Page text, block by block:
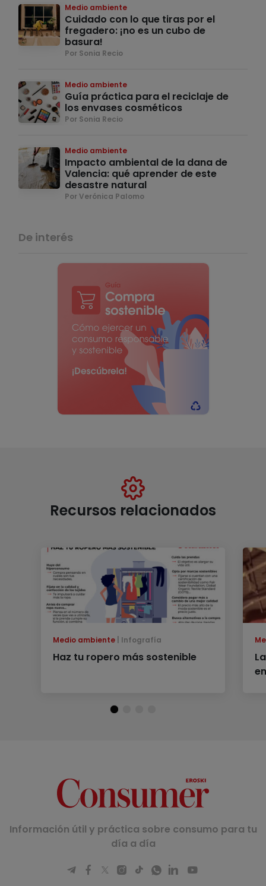
Medio ambiente
Cuidado con lo que tiras por el
fregadero: ¡no es un cubo de
basura!
Por Sonia Recio
Medio ambiente
Guía práctica para el reciclaje de
los envases cosméticos
Por Sonia Recio
Medio ambiente
Impacto ambiental de la dana de
Valencia: qué aprender de este
desastre natural
Por Verónica Palomo
De interés
Recursos relacionados
Medio ambiente Infografía
Haz tu ropero más sostenible
Información útil y práctica sobre consumo para tu
día a día